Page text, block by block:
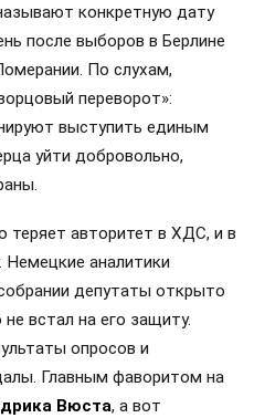
конкретную дату
после выборов в Берлине
По слухам,
переворот»:
выступить единым
уйти добровольно,
авторитет в ХДС, и в
Немецкие аналитики
депутаты открыто
встал на его защиту.
опросов и
Главным фаворитом на
Вюста, а вот